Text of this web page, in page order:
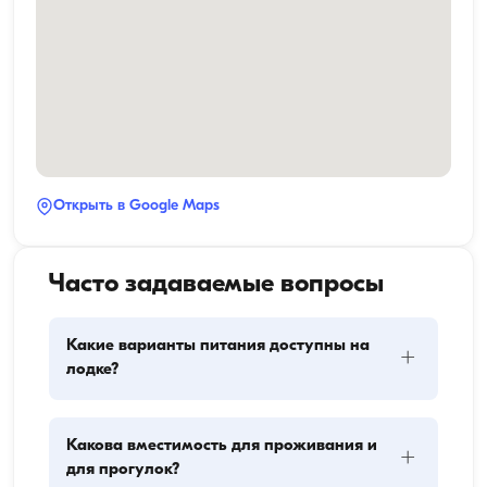
Открыть в Google Maps
Часто задаваемые вопросы
Какие варианты питания доступны на
лодке?
+
основных компонента: закупку провизии и
приготовление пищи. Гости могут сами заняться
Какова вместимость для проживания и
для прогулок?
+